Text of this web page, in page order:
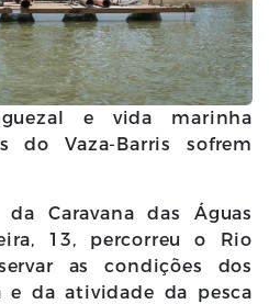
e vida marinha
do Vaza-Barris sofrem
Caravana das Águas
13, percorreu o Rio
as condições dos
e da atividade da pesca